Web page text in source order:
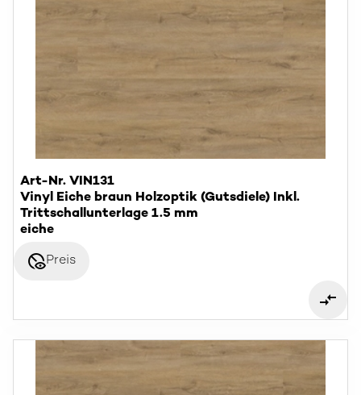
Art-Nr. VIN131
Vinyl Eiche braun Holzoptik (Gutsdiele) Inkl.
Trittschallunterlage 1.5 mm
eiche
disabled_visiblePreis